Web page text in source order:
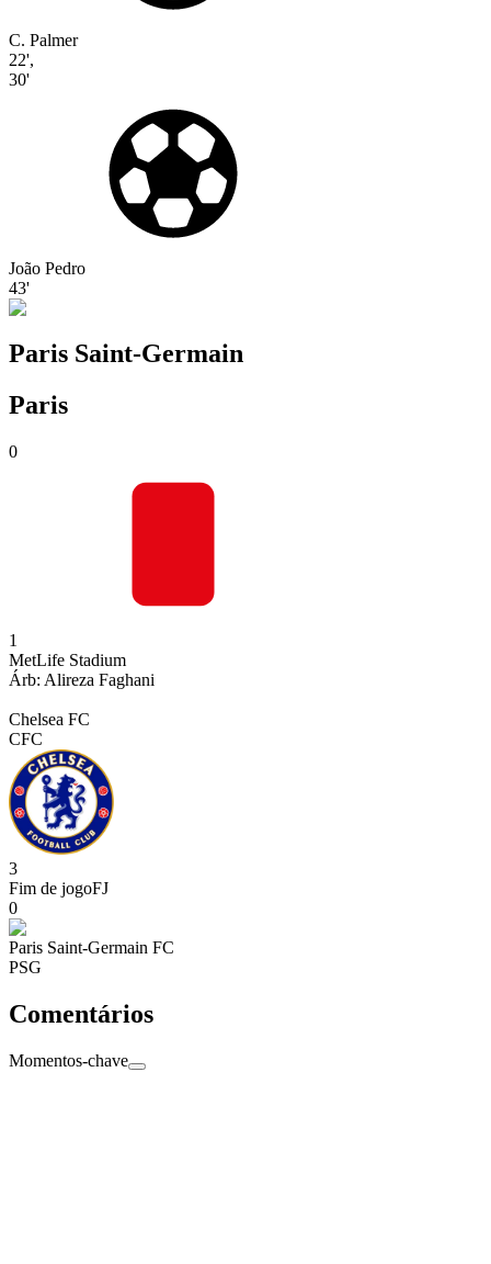
C. Palmer
22',
30'
João Pedro
43'
Paris Saint-Germain
Paris
0
1
MetLife Stadium
Árb: Alireza Faghani
Chelsea FC
CFC
3
Fim de jogoFJ
0
Paris Saint-Germain FC
PSG
Comentários
Momentos-chave